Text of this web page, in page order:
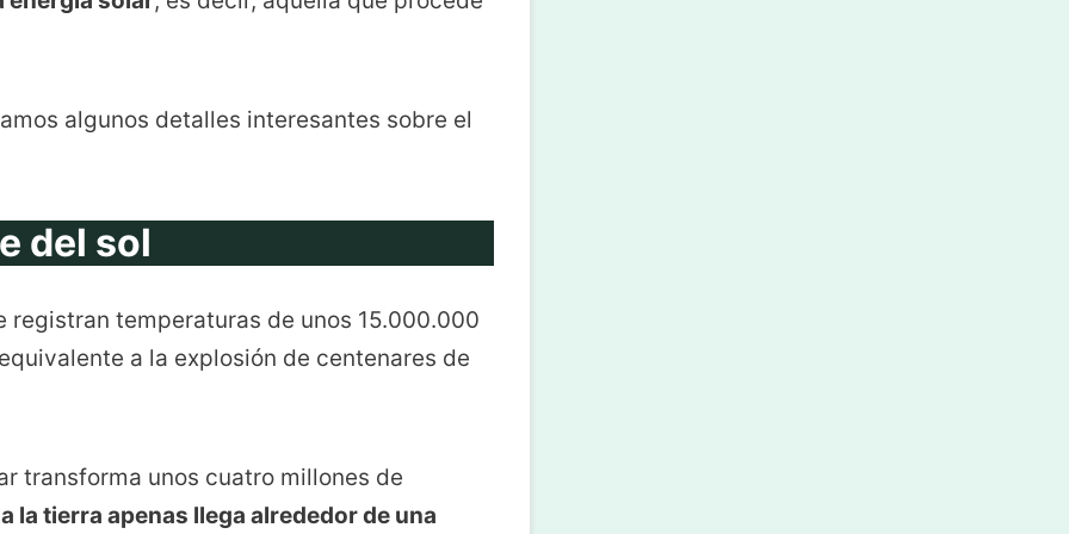
algunos detalles interesantes sobre el
del sol
registran temperaturas de unos 15.000.000
a la explosión de centenares de
transforma unos cuatro millones de
a la tierra apenas llega alrededor de una